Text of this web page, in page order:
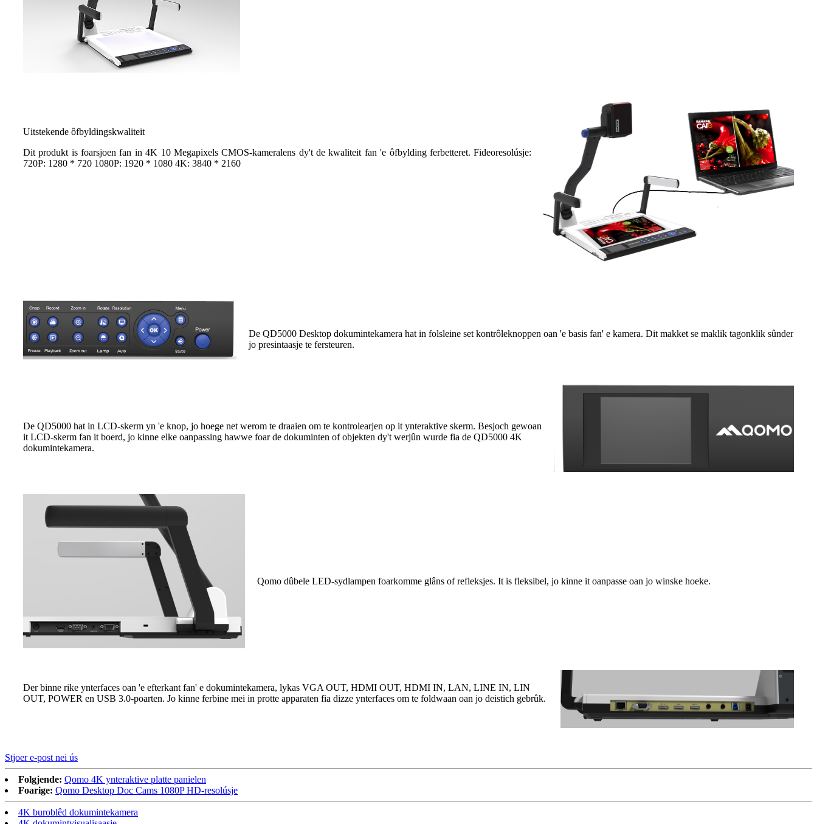
Uitstekende ôfbyldingskwaliteit
Dit produkt is foarsjoen fan in 4K 10 Megapixels CMOS-kameralens dy't de kwaliteit fan 'e ôfbylding ferbetteret. Fideoresolúsje:
720P: 1280 * 720 1080P: 1920 * 1080 4K: 3840 * 2160
De QD5000 Desktop dokumintekamera hat in folsleine set kontrôleknoppen oan 'e basis fan' e kamera. Dit makket se maklik tagonklik sûnder
jo presintaasje te fersteuren.
De QD5000 hat in LCD-skerm yn 'e knop, jo hoege net werom te draaien om te kontrolearjen op it ynteraktive skerm. Besjoch gewoan
it LCD-skerm fan it boerd, jo kinne elke oanpassing hawwe foar de dokuminten of objekten dy't werjûn wurde fia de QD5000 4K
dokumintekamera.
Qomo dûbele LED-sydlampen foarkomme glâns of refleksjes. It is fleksibel, jo kinne it oanpasse oan jo winske hoeke.
Der binne rike ynterfaces oan 'e efterkant fan' e dokumintekamera, lykas VGA OUT, HDMI OUT, HDMI IN, LAN, LINE IN, LIN
OUT, POWER en USB 3.0-poarten. Jo kinne ferbine mei in protte apparaten fia dizze ynterfaces om te foldwaan oan jo deistich gebrûk.
Stjoer e-post nei ús
Folgjende: Qomo 4K ynteraktive platte panielen
Foarige: Qomo Desktop Doc Cams 1080P HD-resolúsje
4K buroblêd dokumintekamera